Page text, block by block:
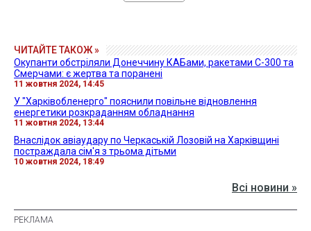
ЧИТАЙТЕ ТАКОЖ »
Окупанти обстріляли Донеччину КАБами, ракетами С-300 та
Смерчами: є жертва та поранені
11 жовтня 2024, 14:45
У "Харківобленерго" пояснили повільне відновлення
енергетики розкраданням обладнання
11 жовтня 2024, 13:44
Внаслідок авіаудару по Черкаській Лозовій на Харківщині
постраждала сім'я з трьома дітьми
10 жовтня 2024, 18:49
Всі новини »